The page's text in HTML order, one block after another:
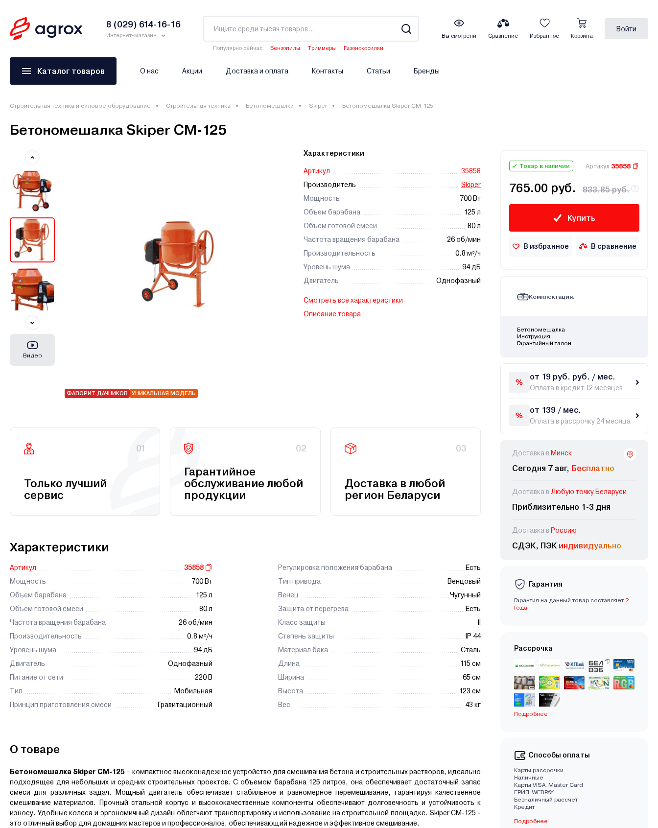
8 (029) 614-16-16
Интернет-магазин
Популярно сейчас Бензопилы Триммеры
Газонокосилки
Вы смотрели Сравнение Избранное Корзина
Войти
Каталог товаров О нас Акции Доставка и оплата Контакты Статьи Бренды
Строительная техника и силовое оборудование Строительная техника Бетономешалки Skiper Бетономешалка Skiper CM-125
Бетономешалка Skiper CM-125
Видео
ФАВОРИТ ДАЧНИКОВ УНИКАЛЬНАЯ МОДЕЛЬ
Характеристики
Артикул
35858
Производитель
Skiper
Мощность
700 Вт
Объем барабана
125 л
Объем готовой смеси
80 л
Частота вращения барабана
26 об/мин
Производительность
0.8 м³/ч
Уровень шума
94 дБ
Двигатель
Однофазный
Смотреть все характеристики
Описание товара
01
Только лучший
сервис
02
Гарантийное
обслуживание любой
продукции
03
Доставка в любой
регион Беларуси
Характеристики
Артикул
35858
Мощность
700 Вт
Объем барабана
125 л
Объем готовой смеси
80 л
Частота вращения барабана
26 об/мин
Производительность
0.8 м³/ч
Уровень шума
94 дБ
Двигатель
Однофазный
Питание от сети
220 В
Тип
Мобильная
Принцип приготовления смеси
Гравитационный
Регулировка положения барабана
Есть
Тип привода
Венцовый
Венец
Чугунный
Защита от перегрева
Есть
Класс защиты
Степень защиты
IP 44
Материал бака
Сталь
Длина
115 см
Ширина
65 см
Высота
123 см
Вес
43 кг
О товаре
Бетономешалка Skiper CM-125– компактное высоконадежное устройство для смешивания бетона и строительных растворов, идеально
подходящее для небольших и средних строительных проектов. С объемом барабана 125 литров, она обеспечивает достаточный запас
смеси для различных задач. Мощный двигатель обеспечивает стабильное и равномерное перемешивание, гарантируя качественное
смешивание материалов. Прочный стальной корпус и высококачественные компоненты обеспечивают долговечность и устойчивость к
износу. Удобные колеса и эргономичный дизайн облегчают транспортировку и использование на строительной площадке. Skiper CM-125 -
это отличный выбор для домашних мастеров и профессионалов, обеспечивающий надежное и эффективное смешивание.
Товар в наличии Артикул 35858
765.00 руб. 833.85 руб.
Купить
В избранное В сравнение
Комплектация:
Бетономешалка
Инструкция
Гарантийный талон
от 19 руб. руб. / мес.
Оплата в кредит 12 месяцев
от 139 / мес.
Оплата в рассрочку 24 месяца
Доставка в Минск
Сегодня 7 авг, Бесплатно
Доставка в Любую точку Беларуси
Приблизительно 1-3 дня
Доставка в Россию
СДЭК, ПЭК индивидуально
Гарантия
Гарантия на данный товар составляет 2
Года
Рассрочка
Подробнее
Способы оплаты
Карты рассрочки
Наличные
Карты VISA, Master Card
EРИП, WEBPAY
Безналичный рассчет
Кредит
Подробнее